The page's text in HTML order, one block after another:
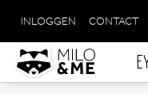
META
NAVIGATION
INLOGGEN CONTACT